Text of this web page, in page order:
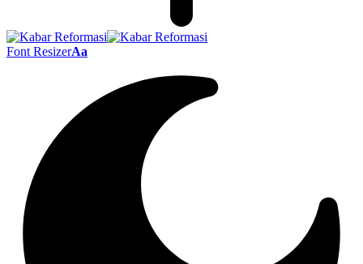
Font ResizerAa